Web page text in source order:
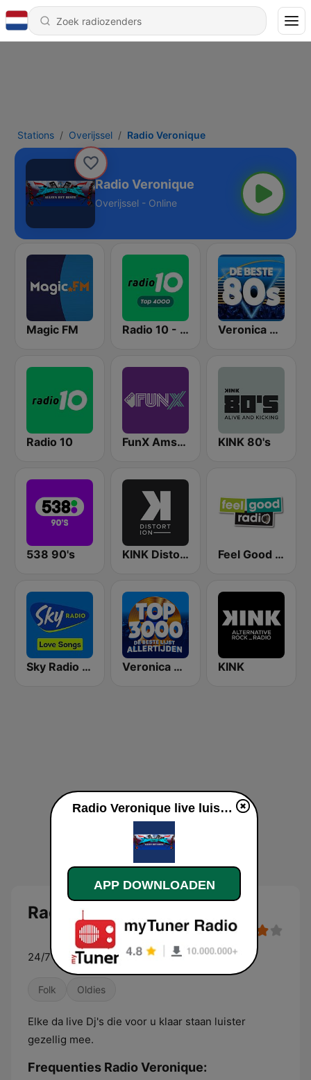
Stations Overijssel Radio Veronique
Radio Veronique
Overijssel - Online
Magic FM Radio 10 - Top 4000 Veronica De Beste 80s
Radio 10 FunX Amsterdam KINK 80's
538 90's KINK Distortion Feel Good Radio
Sky Radio Lovesongs Veronica Top 3000 KINK
Radio Veronique
24/7 de mooiste muziek voor u als luisteraar
Folk Oldies
Elke da live Dj's die voor u klaar staan luister
gezellig mee.
Frequenties Radio Veronique:
Radio Veronique live luisteren
APP DOWNLOADEN